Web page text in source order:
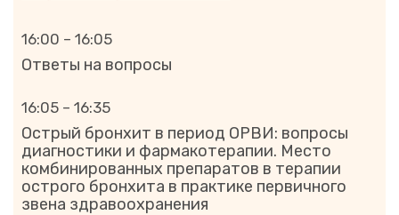
16:00 – 16:05
Ответы на вопросы
16:05 – 16:35
Острый бронхит в период ОРВИ: вопросы
диагностики и фармакотерапии. Место
комбинированных препаратов в терапии
острого бронхита в практике первичного
звена здравоохранения